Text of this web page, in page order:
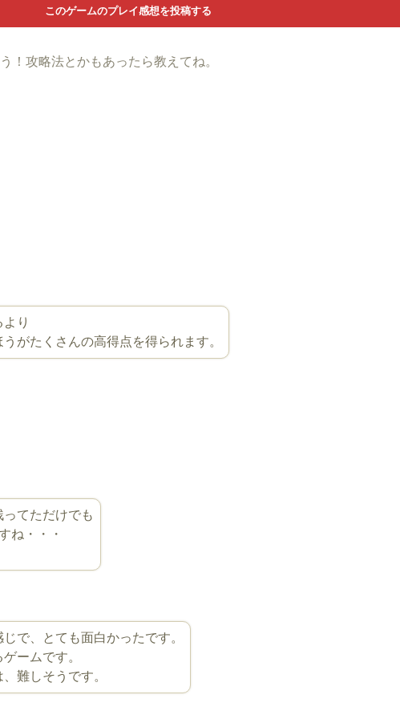
！攻略法とかもあったら教えてね。
り
がたくさんの高得点を得られます。
てただけでも
ね・・・
で、とても面白かったです。
ームです。
難しそうです。